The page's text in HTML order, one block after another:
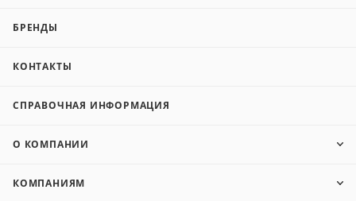
БРЕНДЫ
КОНТАКТЫ
СПРАВОЧНАЯ ИНФОРМАЦИЯ
О КОМПАНИИ
КОМПАНИЯМ